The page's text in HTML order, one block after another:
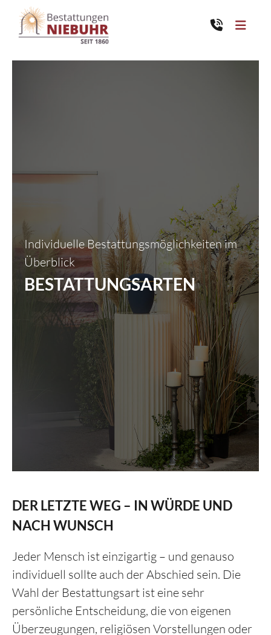
Leistungen
Standorte
Partner
Bestattungsarten
Trauerdruck & - literatur
Friedhöfe
Seelsorge
Trauerzentrum
Übersicht
Trauerhalle
Abschiedsräume
Trauerfeier
Übersicht
Floristik, Schleifen & Blumen
Trauermusik
Bestattungszeremonien
Bestattungsvorsorge
Finanzierung
Wissenswertes
Übersicht
Erbe & Testament
Patientenverfügung &
Kondolenz
Kontakt
Individuelle Bestattungsmöglichkeiten im
Überblick
BESTATTUNGSARTEN
DER LETZTE WEG – IN WÜRDE UND
NACH WUNSCH
Jeder Mensch ist einzigartig – und genauso
individuell sollte auch der Abschied sein. Die
Wahl der Bestattungsart ist eine sehr
persönliche Entscheidung, die von eigenen
Überzeugungen, religiösen Vorstellungen oder